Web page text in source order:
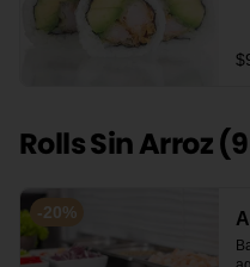
Rolls Sin Arroz
-20%